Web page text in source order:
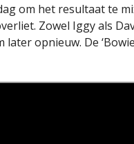
om het resultaat te
Zowel Iggy als
opnieuw. De